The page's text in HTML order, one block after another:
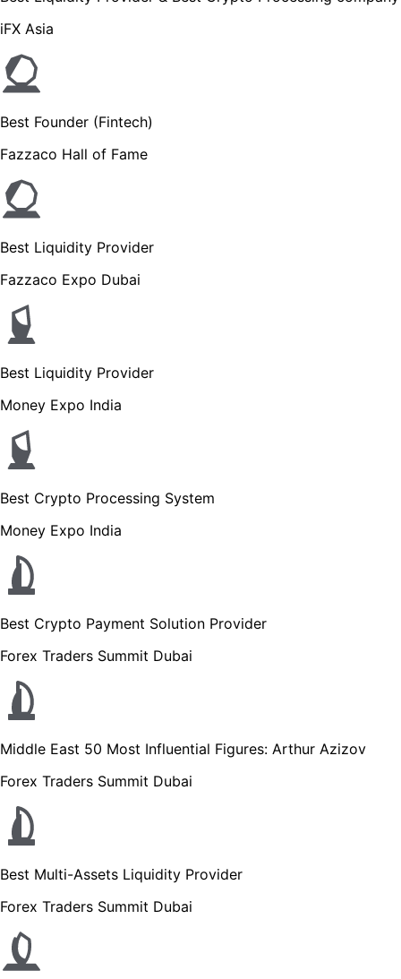
iFX Asia
Best Founder (Fintech)
Fazzaco Hall of Fame
Best Liquidity Provider
Fazzaco Expo Dubai
Best Liquidity Provider
Money Expo India
Best Crypto Processing System
Money Expo India
Best Crypto Payment Solution Provider
Forex Traders Summit Dubai
Middle East 50 Most Influential Figures: Arthur Azizov
Forex Traders Summit Dubai
Best Multi-Assets Liquidity Provider
Forex Traders Summit Dubai